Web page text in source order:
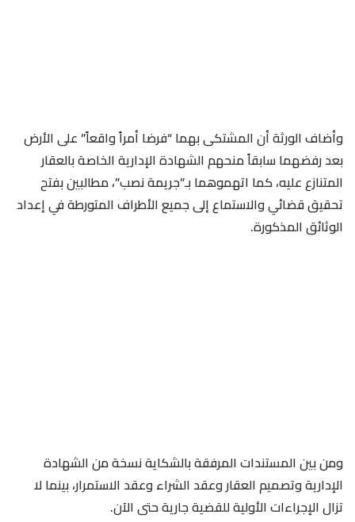
وأضاف الورثة أن المشتكى بهما “فرضا أمراً واقعاً” على الأرض
بعد رفضهما سابقاً منحهم الشهادة الإدارية الخاصة بالعقار
المتنازع عليه، كما اتهموهما بـ”جريمة نصب”، مطالبين بفتح
تحقيق قضائي والاستماع إلى جميع الأطراف المتورطة في إعداد
الوثائق المذكورة.
ومن بين المستندات المرفقة بالشكاية نسخة من الشهادة
الإدارية وتصميم العقار وعقد الشراء وعقد الاستمرار، بينما لا
تزال الإجراءات الأولية للقضية جارية حتى الآن.